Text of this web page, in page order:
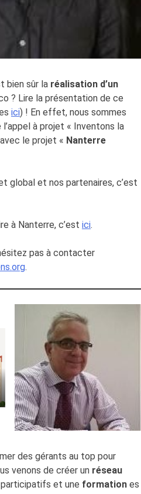
bien sûr la réalisation d’un
? Lire la présentation de ce
ici) ! En effet, nous sommes
à projet « Inventons la
le projet « Nanterre
global et nos partenaires, c’est
à Nanterre, c’est ici.
pas à contacter
.
des gérants au top pour
venons de créer un réseau
et une formation es